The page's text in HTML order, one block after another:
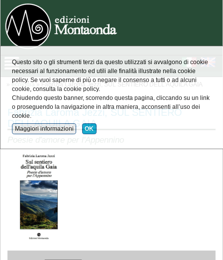
» ecologia » Fabrizia Laroma Jezzi, SUL SENTIERO DELL'AQUILA GAIA
Fabrizia Laroma Jezzi, SUL SENTIERO
DELL'AQUILA GAIA
Questo sito o gli strumenti terzi da questo utilizzati si avvalgono di cookie
necessari al funzionamento ed utili alle finalità illustrate nella cookie
policy. Se vuoi saperne di più o negare il consenso a tutti o ad alcuni
cookie, consulta la cookie policy.
Chiudendo questo banner, scorrendo questa pagina, cliccando su un link
o proseguendo la navigazione in altra maniera, acconsenti all’uso dei
cookie.
Maggiori informazioni OK